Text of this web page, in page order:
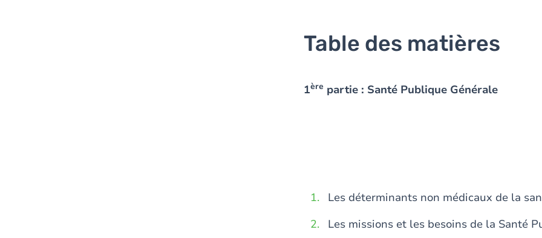
Table des matières
1ère partie : Santé Publique Générale
Les déterminants non médicaux de la
Les missions et les besoins de la Santé